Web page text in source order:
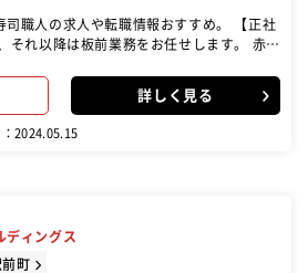
人の求人や転職情報おすすめ。 【正社
丁寧に行います。 干瓢、玉子焼き、海老
来合いを使用する店が多い中、京辰ではす
ないことはちゃんとお教えしますのでご
詳しく見る
2024.05.15
ディングス
町